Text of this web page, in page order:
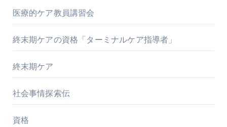
医療的ケア教員講習会
終末期ケアの資格「ターミナルケア指導者」
終末期ケア
社会事情探索伝
資格